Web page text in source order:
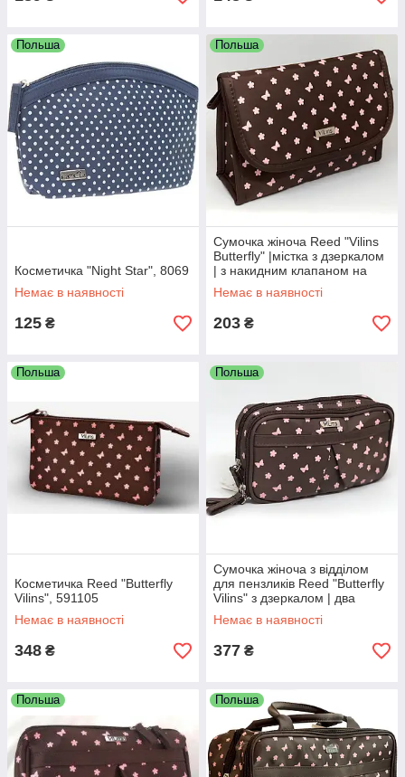
Польша
Косметичка "Night Star", 8069
Немає в наявності
125 ₴
Польша
Сумочка жіноча Reed "Vilins
Butterfly" |містка з дзеркалом
| з накидним клапаном на
блискавці | 17*9 см
Немає в наявності
203 ₴
Польша
Косметичка Reed "Butterfly
Vilins", 591105
Немає в наявності
348 ₴
Польша
Сумочка жіноча з відділом
для пензликів Reed "Butterfly
Vilins" з дзеркалом | два
відділення на блискавці
19*9см
Немає в наявності
377 ₴
Польша Польша